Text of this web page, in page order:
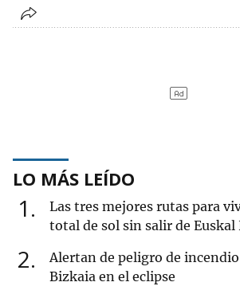
LO MÁS LEÍDO
1
Las tres mejores rutas para
total de sol sin salir de Euskal
2
Alertan de peligro de
Bizkaia en el eclipse